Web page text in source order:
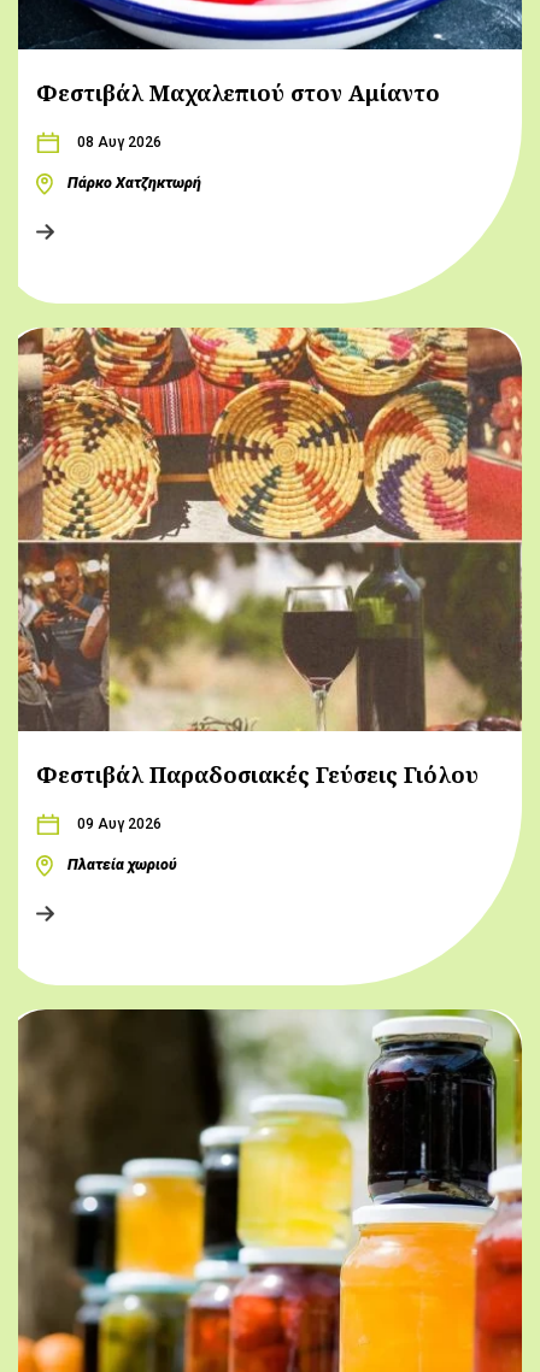
Φεστιβάλ Μαχαλεπιού στον Αμίαντο
08 Αυγ 2026
Πάρκο Χατζηκτωρή
Φεστιβάλ Παραδοσιακές Γεύσεις Γιόλου
09 Αυγ 2026
Πλατεία χωριού